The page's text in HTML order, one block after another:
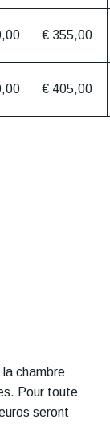
€ 355,00
€ 405,00
la chambre
Pour toute
seront